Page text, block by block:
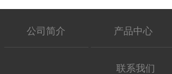
公司简介 产品中心
联系我们